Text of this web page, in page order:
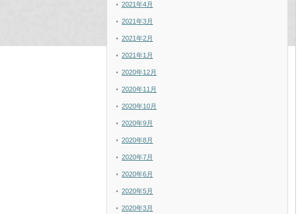
2021年4月
2021年3月
2021年2月
2021年1月
2020年12月
2020年11月
2020年10月
2020年9月
2020年8月
2020年7月
2020年6月
2020年5月
2020年3月